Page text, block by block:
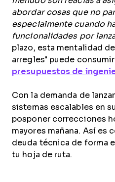
abordar cosas que no
especialmente cuando
funcionalidades por
plazo, esta mentalidad
arregles" puede
presupuestos de
Con la demanda de
sistemas escalables en
posponer correcciones
mayores mañana. Así es
deuda técnica de forma
tu hoja de ruta.